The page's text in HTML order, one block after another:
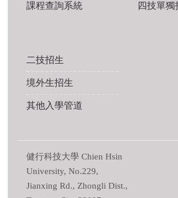
課程查詢系統 四技單獨
二技招生
境外生招生
其他入學管道
健行科技大學 Chien Hsin
University, No.229,
Jianxing Rd., Zhongli Dist.,